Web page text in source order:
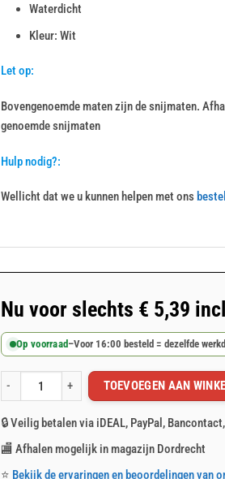
Waterdicht
Kleur: Wit
Let op:
Bovengenoemde maten zijn de snijmaten.
genoemde snijmaten
Hulp nodig?:
Wellicht dat we u kunnen helpen met ons
Nu voor slechts € 5,39
Op voorraad–Voor 16:00 besteld = dezelfde
Wit afdekzeil 2x3m 150gr/m² aantal
TOEVOEGEN AAN
🔒 Veilig betalen via iDEAL, PayPal,
🏬 Afhalen mogelijk in magazijn Dordrecht
⭐ Bekijk de ervaringen en beoordelingen van